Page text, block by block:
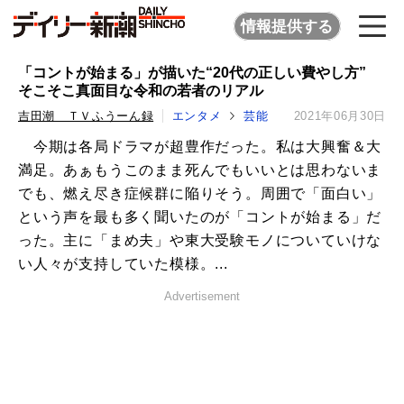
情報提供する
「コントが始まる」が描いた“20代の正しい費やし方”
そこそこ真面目な令和の若者のリアル
吉田潮 ＴＶふうーん録 エンタメ 芸能 2021年06月30日
今期は各局ドラマが超豊作だった。私は大興奮＆大
満足。あぁもうこのまま死んでもいいとは思わないま
でも、燃え尽き症候群に陥りそう。周囲で「面白い」
という声を最も多く聞いたのが「コントが始まる」だ
った。主に「まめ夫」や東大受験モノについていけな
い人々が支持していた模様。...
Advertisement